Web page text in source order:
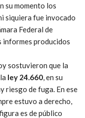
su momento los
siquiera fue invocado
Federal de
informes producidos
sostuvieron que la
ley 24.660, en su
riesgo de fuga. En ese
estuvo a derecho,
es de público